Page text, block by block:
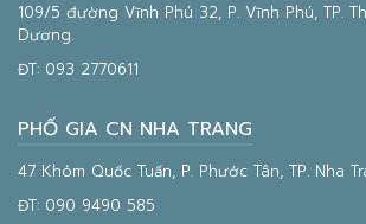
109/5 đường Vĩnh Phú 32, P. Vĩnh Phú, TP.
Dương.
ĐT: 093 2770611
PHỐ GIA CN NHA TRANG
47 Khóm Quốc Tuấn, P. Phước Tân, TP. Nha
ĐT: 090 9490 585